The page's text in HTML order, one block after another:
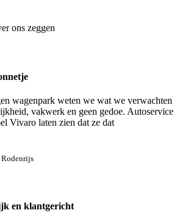
wagenpark weten we wat we verwachten
vakwerk en geen gedoe. Autoservice
Vivaro laten zien dat ze dat
Rodenrijs
en klantgericht